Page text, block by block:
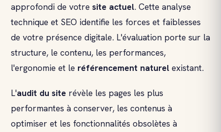
approfondi de votre site actuel. Cette analyse
technique et SEO identifie les forces et faiblesses
de votre présence digitale. L'évaluation porte sur la
structure, le contenu, les performances,
l'ergonomie et le référencement naturel existant.
L'audit du site révèle les pages les plus
performantes à conserver, les contenus à
optimiser et les fonctionnalités obsolètes à